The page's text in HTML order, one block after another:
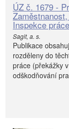
ÚZ č. 1679 -
Inspekce práce
Sagit, a. s.
Publikace
rozděleny do
práce (překážky
odškodňování